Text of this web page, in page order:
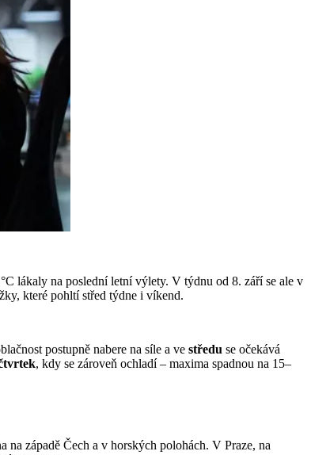
lákaly na poslední letní výlety. V týdnu od 8. září se ale v
které pohltí střed týdne i víkend.
postupně nabere na síle a ve středu se očekává
, kdy se zároveň ochladí – maxima spadnou na 15–
západě Čech a v horských polohách. V Praze, na